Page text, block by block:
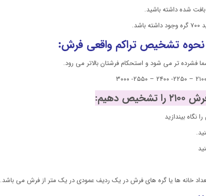
نحوه تشخیص تراکم واقعی فرش:
فشرده تر می شود و استحکام فرشتان بالاتر می رود.
دهیم:
بیندازید
خانه ها یا گره های فرش در یک ردیف عمودی در یک متر از فرش می باشد.